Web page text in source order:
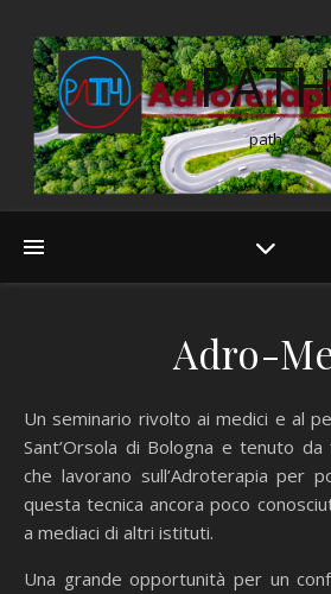
PATH
path
Adro-
Un seminario rivolto ai medici e al personale del Policlinico
Sant’Orsola di Bologna e tenuto
che lavorano sull’Adroterapia per
questa tecnica ancora poco
a mediaci di altri istituti.
Una grande opportunità per un